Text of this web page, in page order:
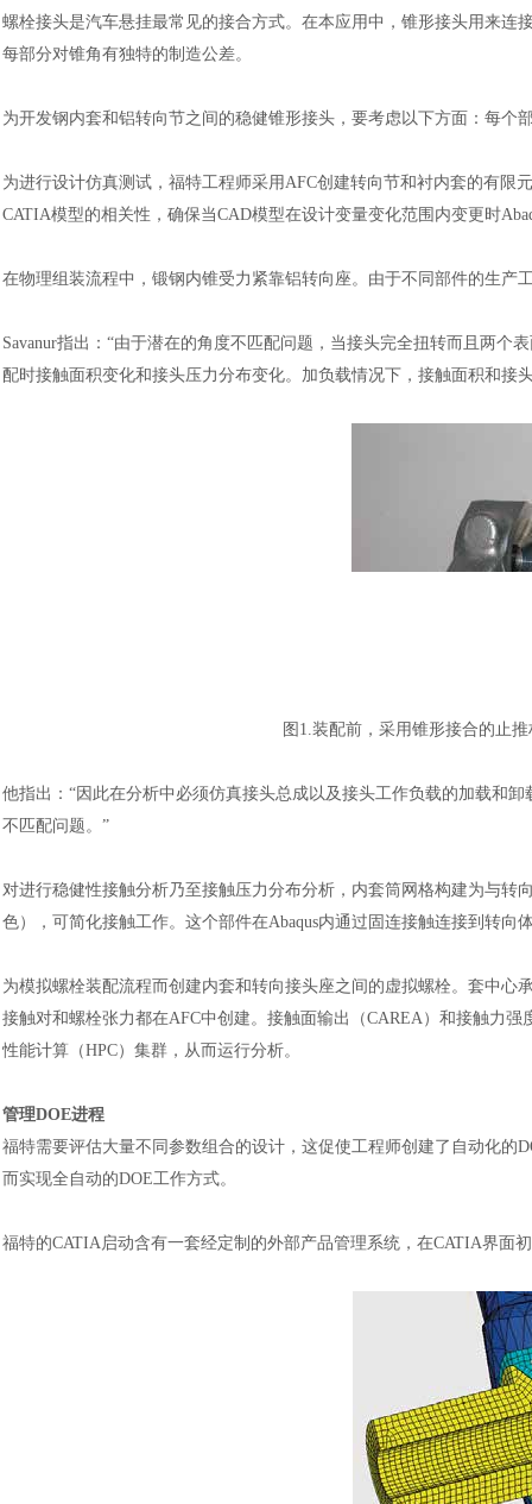
螺栓接头是汽车悬挂最常见的接合方式。在本应用中，锥形接头用来
每部分对锥角有独特的制造公差。
为开发钢内套和铝转向节之间的稳健锥形接头，要考虑以下方面：每
为进行设计仿真测试，福特工程师采用AFC创建转向节和衬内套的有限
CATIA模型的相关性，确保当CAD模型在设计变量变化范围内变更时
在物理组装流程中，锻钢内锥受力紧靠铝转向座。由于不同部件的生产
Savanur指出：“由于潜在的角度不匹配问题，当接头完全扭转而且两
配时接触面积变化和接头压力分布变化。加负载情况下，接触面积和接
图 1.装配前，采用锥形接合的止
他指出： “因此在分析中必须仿真接头总成以及接头工作负载的加载和
不匹配问题。”
对进行稳健性接触分析乃至接触压力分布分析，内套筒网格构建为与转
色），可简化接触工作。这个部件在Abaqus内通过固连接触连接到转向
为模拟螺栓装配流程而创建内套和转向接头座之间的虚拟螺栓。套中心
接触对和螺栓张力都在AFC中创建。接触面输出（CAREA）和接触力
性能计算（HPC）集群，从而运行分析。
管理DOE进程
福特需要评估大量不同参数组合的设计，这促使工程师创建了自动化的
而实现全自动的DOE工作方式。
福特的CATIA启动含有一套经定制的外部产品管理系统，在CATIA界面